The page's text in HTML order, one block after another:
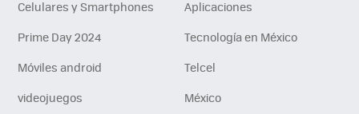
Celulares y Smartphones
Aplicaciones
Prime Day 2024
Tecnología en México
Móviles android
Telcel
videojuegos
México